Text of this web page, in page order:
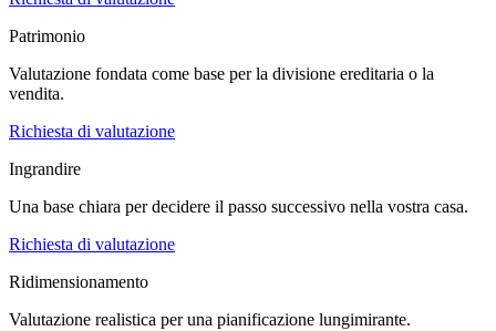
Patrimonio
Valutazione fondata come base per la divisione ereditaria o la
vendita.
Richiesta di valutazione
Ingrandire
Una base chiara per decidere il passo successivo nella vostra casa.
Richiesta di valutazione
Ridimensionamento
Valutazione realistica per una pianificazione lungimirante.